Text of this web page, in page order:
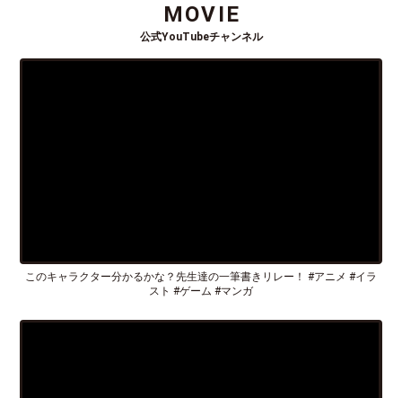
MOVIE
公式YouTubeチャンネル
このキャラクター分かるかな？先生達の一筆書きリレー！ #アニメ #イラ
スト #ゲーム #マンガ